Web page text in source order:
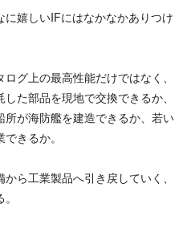
嬉しいIFにはなかなかありつけ
グ上の最高性能だけではなく、
た部品を現地で交換できるか、
が海防艦を建造できるか、若い
きるか。
ら工業製品へ引き戻していく、